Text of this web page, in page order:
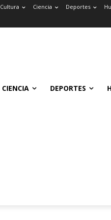
Cultura Ciencia Deportes
CIENCIA DEPORTES